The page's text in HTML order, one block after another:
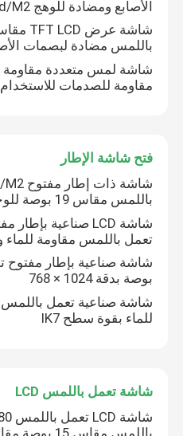
لوحة شاشة LCD تعمل باللمس
لوحة اللمس الصناعية
لوحة لمس مقاومة للماء
عرض الترابط البصري
شاشة متعددة اللمس
شاشة تعمل باللمس
الأصابع ومضادة للوهج 350cd/M2
باللمس مضادة لبصمات
مقاومة للصدمات
فتح شاشة الإطار
باللمس مقاس 19 بوصة للوحات الإعلانية الخارجية
تعمل باللمس مقاومة للماء
بوصة بدقة 1024 × 768
للماء بقوة سطح IK7
شاشة تعمل باللمس LCD
باللمس مقاس 15 بوصة مقاومة للوهج